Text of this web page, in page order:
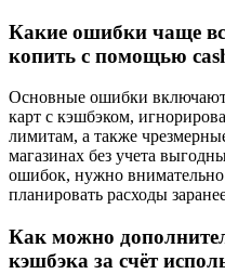
Какие ошибки чаще
копить с помощью
Основные ошибки включают
карт с кэшбэком,
лимитам, а также
магазинах без учета
ошибок, нужно внимательно
планировать расходы
Как можно
кэшбэка за счёт